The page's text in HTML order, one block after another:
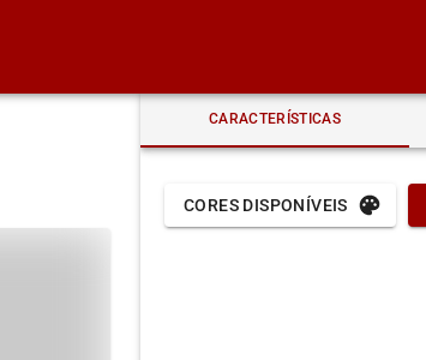
CARACTERÍSTICAS
CORES DISPONÍVEIS